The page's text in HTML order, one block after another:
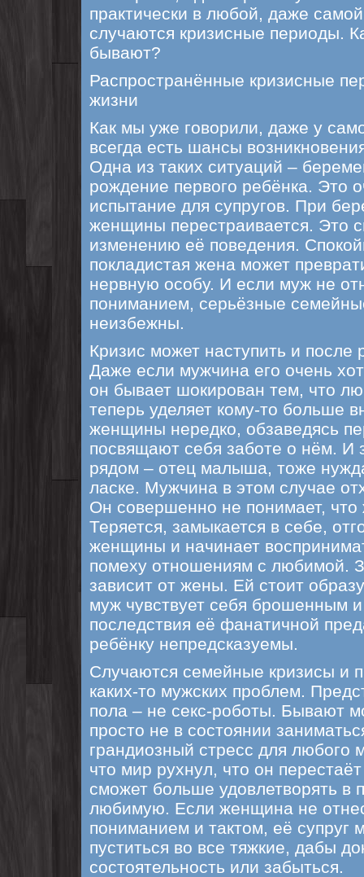
практически в любой, даже
случаются кризисные периоды.
бывают?
Распространённые кризисные
жизни
Как мы уже говорили, даже у
всегда есть шансы
Одна из таких ситуаций –
рождение первого ребёнка. Это
испытание для супругов. При
женщины перестраивается. Это
изменению её поведения.
покладистая жена может
нервную особу. И если муж не
пониманием, серьёзные
неизбежны.
Кризис может наступить и после
Даже если мужчина его очень
он бывает шокирован тем, что
теперь уделяет кому-то больше
женщины нередко, обзаведясь
посвящают себя заботе о нём. И
рядом – отец малыша, тоже
ласке. Мужчина в этом случае
Он совершенно не понимает,
Теряется, замыкается в себе,
женщины и начинает
помеху отношениям с любимой.
зависит от жены. Ей стоит
муж чувствует себя брошенным
последствия её фанатичной
ребёнку непредсказуемы.
Случаются семейные кризисы и
каких-то мужских проблем.
пола – не секс-роботы. Бывают
просто не в состоянии
грандиозный стресс для любого
что мир рухнул, что он
сможет больше удовлетворять в
любимую. Если женщина не
пониманием и тактом, её супруг
пуститься во все тяжкие, дабы
состоятельность или забыться.